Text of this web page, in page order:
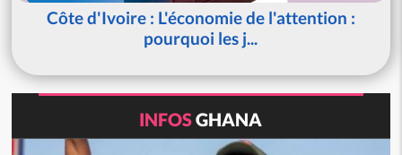
Côte d'Ivoire : L'économie de l'attention :
pourquoi les j...
INFOSGHANA